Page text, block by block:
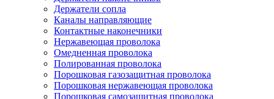
Держатели сопла
Каналы направляющие
Контактные наконечники
Нержавеющая проволока
Омедненная проволока
Полированная проволока
Порошковая газозащитная проволока
Порошковая нержавеющая проволока
Порошковая самозащитная проволока